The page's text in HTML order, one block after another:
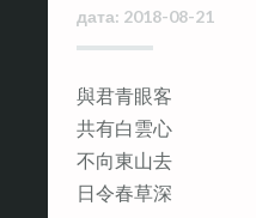
дата: 2018-08-21
與君青眼客
共有白雲心
不向東山去
日令春草深